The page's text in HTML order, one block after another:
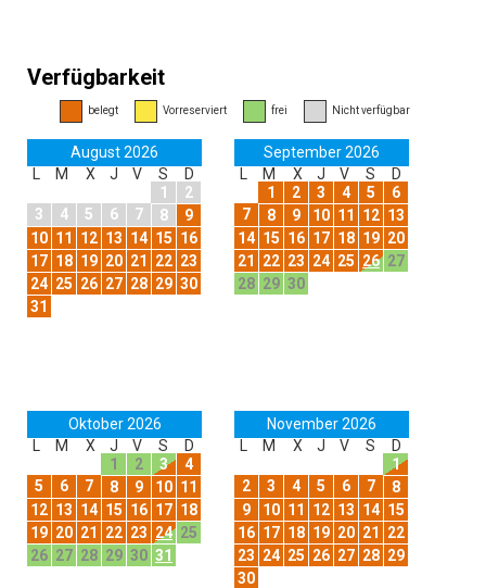
Verfügbarkeit
belegt Vorreserviert frei Nicht verfügbar
August 2026
L
M X J V S
D
1
2
3
4 5 6 7 8
9
10 11 12 13 14 15 16
17 18 19 20 21 22 23
24 25 26 27 28 29 30
31
September 2026
L
M X J V S
D
1
2 3 4 5
6
7
8 9 10 11 12 13
14 15 16 17 18 19 20
21
22 23 24 25 26 27
28 29 30
Oktober 2026
L
M X J V S
D
1
2 3
4
5
6 7 8 9 10 11
12 13 14 15 16 17 18
19 20 21 22 23 24 25
26 27 28 29 30 31
November 2026
L
M X J V S
D
1
2
3 4 5 6 7
8
9
10 11 12 13 14 15
16 17 18 19 20 21
22
23 24 25 26 27 28 29
30